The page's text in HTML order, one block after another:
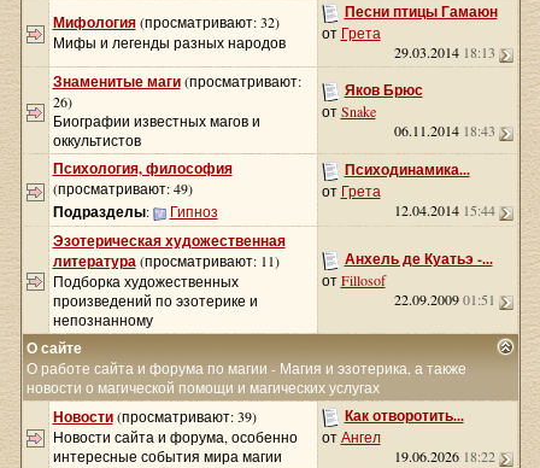
Мифология (просматривают: 32)
Мифы и легенды разных народов
Песни птицы Гамаюн
от Грета
29.03.2014 18:13
Знаменитые маги (просматривают:
26)
Биографии известных магов и
оккультистов
Яков Брюс
отSnake
06.11.2014 18:43
Психология, философия
(просматривают: 49)
Подразделы: Гипноз
Психодинамика...
от Грета
12.04.2014 15:44
Эзотерическая художественная
литература (просматривают: 11)
Подборка художественных
произведений по эзотерике и
непознанному
Анхель де Куатьэ -...
отFillosof
22.09.200901:51
О сайте
О работе сайта и форума по магии - Магия и эзотерика, а также
новости о магической помощи и магических услугах
Новости (просматривают: 39)
Новости сайта и форума, особенно
интересные события мира магии
Как отворотить...
отАнгел
19.06.2026 18:22